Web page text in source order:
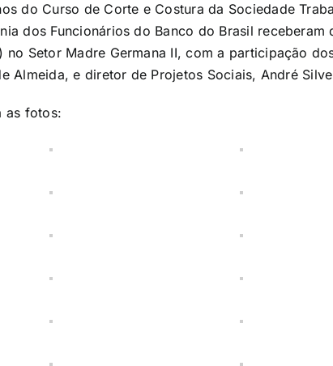
do Curso de Corte e Costura da Sociedade
dos Funcionários do Banco do Brasil
no Setor Madre Germana II, com a participação
Almeida, e diretor de Projetos Sociais, André
as fotos: